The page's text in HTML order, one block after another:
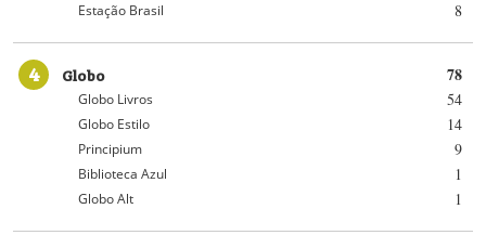
8
Estação Brasil
4 78
Globo
54
Globo Livros
14
Globo Estilo
9
Principium
1
Biblioteca Azul
1
Globo Alt